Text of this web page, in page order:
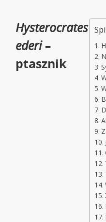
Hysterocrates
ederi–
ptasznik